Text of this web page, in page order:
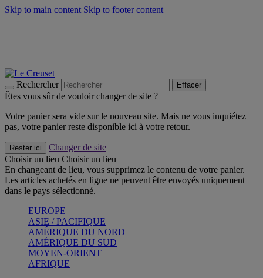
Skip to main content Skip to footer content
Rechercher Effacer
Êtes vous sûr de vouloir changer de site ?
Votre panier sera vide sur le nouveau site. Mais ne vous inquiétez
pas, votre panier reste disponible ici à votre retour.
Rester ici
Changer de site
Choisir un lieu Choisir un lieu
En changeant de lieu, vous supprimez le contenu de votre panier.
Les articles achetés en ligne ne peuvent être envoyés uniquement
dans le pays sélectionné.
EUROPE
ASIE / PACIFIQUE
AMÉRIQUE DU NORD
AMÉRIQUE DU SUD
MOYEN-ORIENT
AFRIQUE